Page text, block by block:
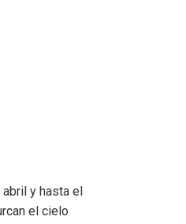
y hasta el
el cielo